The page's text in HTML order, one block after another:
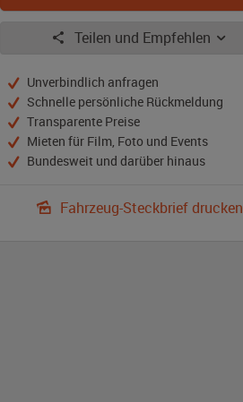
Teilen und Empfehlen
Unverbindlich anfragen
Schnelle persönliche Rückmeldung
Transparente Preise
Mieten für Film, Foto und Events
Bundesweit und darüber hinaus
Fahrzeug-Steckbrief drucken